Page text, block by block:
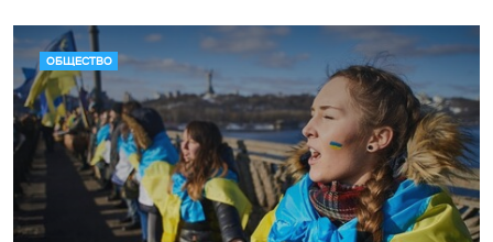
ОБЩЕСТВО